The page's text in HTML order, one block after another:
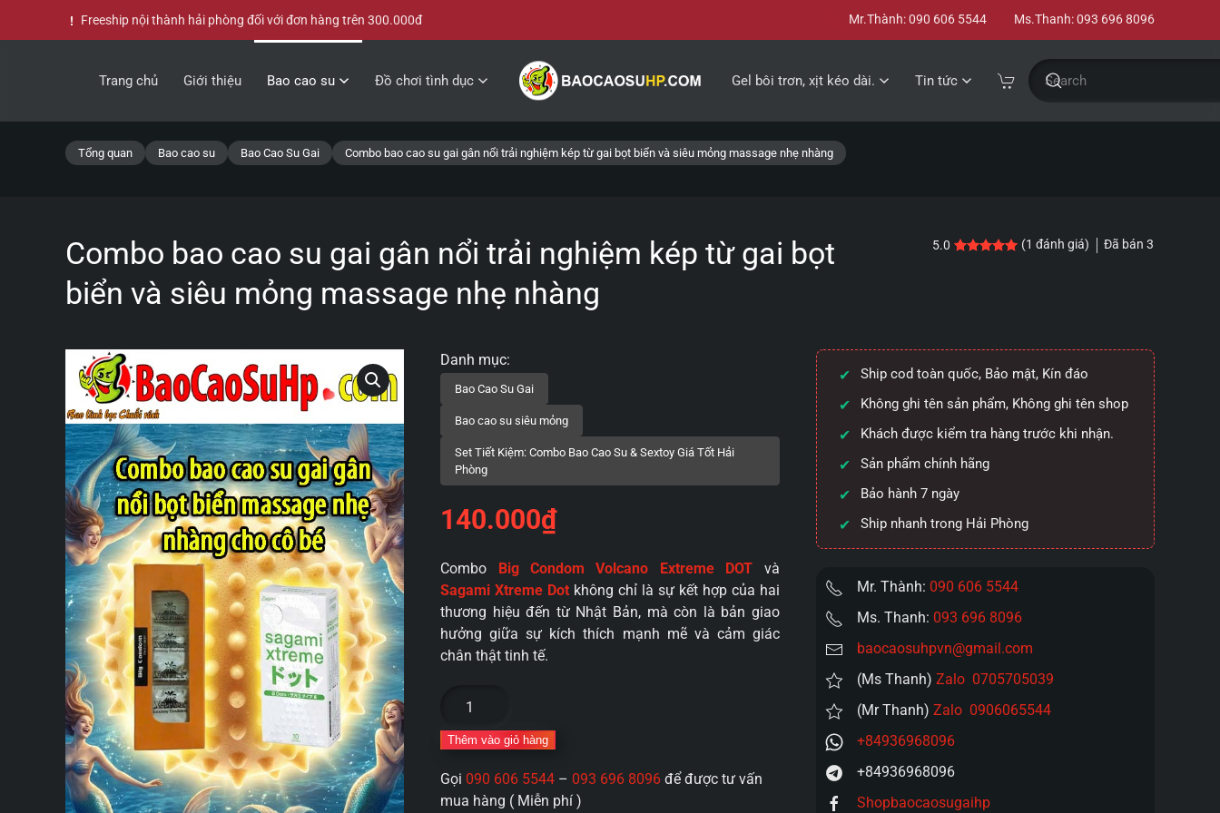
Freeship nội thành hải phòng đối với đơn hàng trên 300.000đ Mr.Thành: 090 606 5544 Ms.Thanh: 093 696 8096
Trang chủ Giới thiệu Bao cao su Đồ chơi tình dục Gel bôi trơn, xịt kéo dài. Tin tức
Tổng quan Bao cao su Bao Cao Su Gai Combo bao cao su gai gân nổi trải nghiệm kép từ gai bọt biển và siêu mỏng massage nhẹ nhàng
Combo bao cao su gai gân nổi trải nghiệm kép từ gai bọt
biển và siêu mỏng massage nhẹ nhàng
5.0 5.0 trên 5 dựa trên
1 đánh giá
(1 đánh giá) Đã bán3
140.000₫
Combo Big Condom Volcano Extreme DOT và
Sagami Xtreme Dot không chỉ là sự kết hợp của hai
thương hiệu đến từ Nhật Bản, mà còn là bản giao
hưởng giữa sự kích thích mạnh mẽ và cảm giác
chân thật tinh tế.
cao
gai
gân
Thêm vào giỏ hàng
Gọi 090 606 5544 – 093 696 8096 để được tư vấn
mua hàng ( Miễn phí )
Ship cod toàn quốc, Bảo mật, Kín đáo
Không ghi tên sản phẩm, Không ghi tên shop
Khách được kiểm tra hàng trước khi nhận.
Sản phẩm chính hãng
Bảo hành 7 ngày
Ship nhanh trong Hải Phòng
Mr. Thành: 090 606 5544
Ms. Thanh: 093 696 8096
baocaosuhpvn@gmail.com
(Ms Thanh) Zalo 0705705039
(Mr Thanh) Zalo 0906065544
+84936968096
+84936968096
Shopbaocaosugaihp